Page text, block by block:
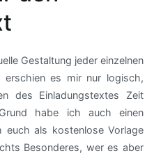
Gestaltung jeder einzelnen
erschien es mir nur logisch,
des Einladungstextes Zeit
habe ich auch einen
euch als kostenlose Vorlage
Besonderes, wer es aber